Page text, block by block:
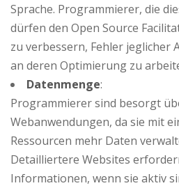
Sprache. Programmierer, die
dürfen den Open Source
zu verbessern, Fehler
an deren Optimierung zu
Datenmenge:
Programmierer sind besorgt
Webanwendungen, da sie mit
Ressourcen mehr Daten
Detailliertere Websites
Informationen, wenn sie aktiv